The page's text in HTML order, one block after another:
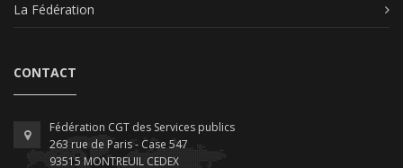
La Fédération
CONTACT
Fédération CGT des Services publics
263 rue de Paris - Case 547
93515 MONTREUIL CEDEX